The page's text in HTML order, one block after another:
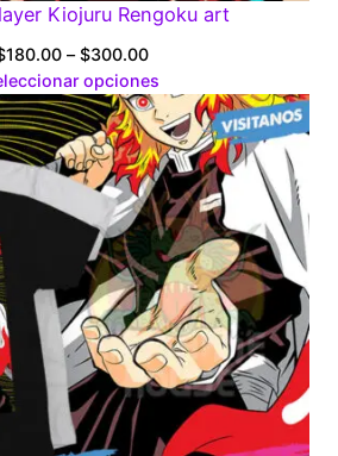
Kiojuru Rengoku art
180.00 – $300.00Price
range:
$180.00
through
$300.00
opciones